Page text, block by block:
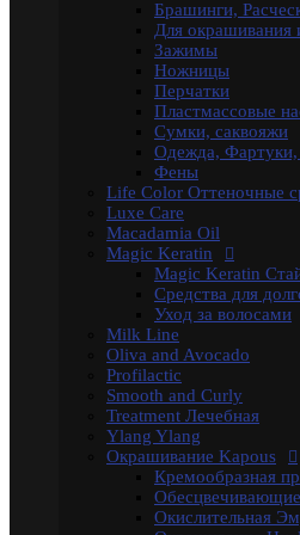
Окрашивание
Окрашивание
Прямые пигменты
Стайлинг Kapous
Уход за волосами
Уход за волосами
Средства для
Краски для бровей и ресниц
Электротовары
Восконагреватели для
SELECTIVE PROFESSIONAL
Теги
marfa memo Бальзам
Для бороды Для
Крем после бритья
Лосьон Маска Масло
Косметика Обесцвечивающий
Эмульсия Паста для волос
Укладка волос
духи духимарфа
маска для волос
мусс
мыло парфюм
парфюмерия сильная
сыворотка
Брашинги,
Для окрашивания
Зажимы
Ножницы
Перчатки
Пластмассовые
Сумки, саквояжи
Одежда,
Фены
Life Color Оттеночные
Luxe Care
Macadamia Oil
Magic Keratin
Magic Keratin
Средства для
Уход за волосами
Milk Line
Oliva and Avocado
Profilactic
Smooth and Curly
Treatment Лечебная
Ylang Ylang
Окрашивание Kapous
Кремообразная
Окислительная